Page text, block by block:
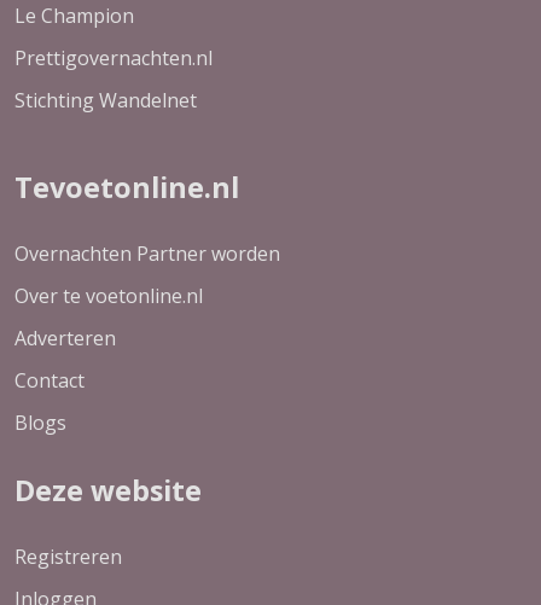
Le Champion
Prettigovernachten.nl
Stichting Wandelnet
Tevoetonline.nl
Overnachten Partner worden
Over te voetonline.nl
Adverteren
Contact
Blogs
Deze website
Registreren
Inloggen